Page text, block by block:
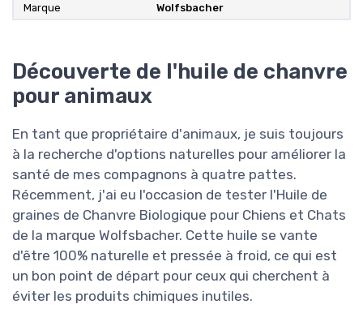
Marque Wolfsbacher
Découverte de l'huile de chanvre
pour animaux
En tant que propriétaire d'animaux, je suis toujours
à la recherche d'options naturelles pour améliorer la
santé de mes compagnons à quatre pattes.
Récemment, j'ai eu l'occasion de tester l'Huile de
graines de Chanvre Biologique pour Chiens et Chats
de la marque Wolfsbacher. Cette huile se vante
d'être 100% naturelle et pressée à froid, ce qui est
un bon point de départ pour ceux qui cherchent à
éviter les produits chimiques inutiles.